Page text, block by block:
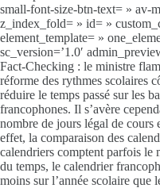
small-font-size-btn-text= » av-
z_index_fold= » id= »
element_template= »
sc_version=’1.0′
Fact-Checking : le ministre
réforme des rythmes scolaires
réduire le temps passé sur les
francophones. Il s’avère
nombre de jours légal de
effet, la comparaison des
calendriers comptent parfois le
du temps, le calendrier
moins sur l’année scolaire que